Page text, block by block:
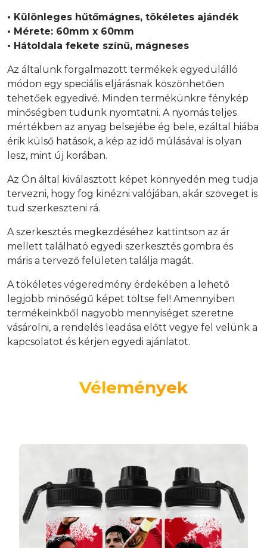
• Különleges hűtőmágnes, tökéletes ajándék
• Mérete: 60mm x 60mm
• Hátoldala fekete színű, mágneses
Az általunk forgalmazott termékek egyedülálló
módon egy speciális eljárásnak köszönhetően
tehetőek egyedivé. Minden termékünkre fénykép
minőségben tudunk nyomtatni. A nyomás teljes
mértékben az anyag belsejébe ég bele, ezáltal hiába
érik külső hatások, a kép az idő múlásával is olyan
lesz, mint új korában.
Az Ön által kiválasztott képet könnyedén meg tudja
tervezni, hogy fog kinézni valójában, akár szöveget is
tud szerkeszteni rá.
A szerkesztés megkezdéséhez kattintson az ár
mellett található egyedi szerkesztés gombra és
máris a tervező felületen találja magát.
A tökéletes végeredmény érdekében a lehető
legjobb minőségű képet töltse fel! Amennyiben
termékeinkből nagyobb mennyiséget szeretne
vásárolni, a rendelés leadása előtt vegye fel velünk a
kapcsolatot és kérjen egyedi ajánlatot.
Vélemények